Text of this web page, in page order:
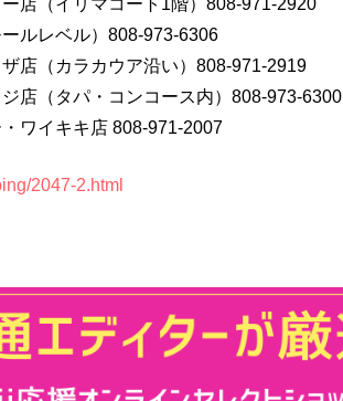
店（イリマコート1階）808-971-2920
ルレベル）808-973-6306
ザ店（カラカウア沿い）808-971-2919
店（タパ・コンコース内）808-973-6300
ワイキキ店 808-971-2007
2047-2.html